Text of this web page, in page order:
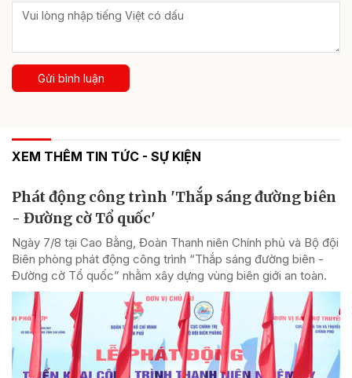
Gửi bình luận
XEM THÊM TIN TỨC - SỰ KIỆN
Phát động công trình 'Thắp sáng đường biên
- Đường cờ Tổ quốc'
Ngày 7/8 tại Cao Bằng, Đoàn Thanh niên Chính phủ và Bộ đội
Biên phòng phát động công trình “Thắp sáng đường biên -
Đường cờ Tổ quốc” nhằm xây dựng vùng biên giới an toàn.